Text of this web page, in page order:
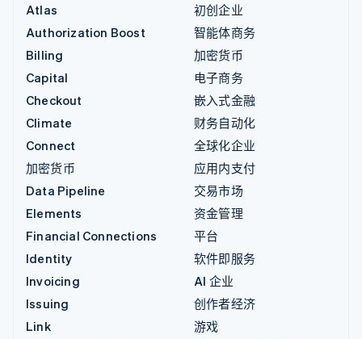
Atlas
Authorization Boost
Billing
Capital
Checkout
Climate
Connect
加密货币
Data Pipeline
Elements
Financial Connections
Identity
Invoicing
Issuing
Link
初创企业
智能体商务
加密货币
电子商务
嵌入式金融
财务自动化
全球化企业
应用内支付
交易市场
资金管理
平台
软件即服务
AI 企业
创作者经济
游戏